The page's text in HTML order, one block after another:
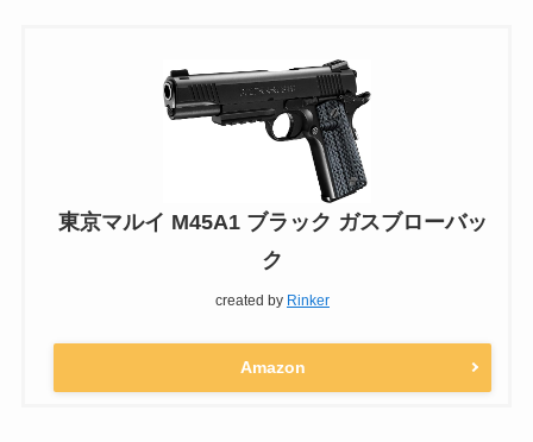
東京マルイ M45A1 ブラック ガスブローバッ
ク
created by Rinker
Amazon